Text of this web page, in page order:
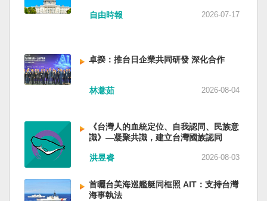
南部戰區司令員吳亞男、前南部戰區政委王文
委鍾紹軍等。 黨政系統部分，前廣西政府主席藍
天立、前內蒙古政府主席王莉霞、前中國證監會
主席易會滿、前內蒙古黨委書記孫紹騁、前浙江
省委書記易煉紅、前應急管理部部長王祥喜、前
信部部長金壯龍、前中央軍民融合辦常務副主任
雷凡培，都是被不正常免職。 最新的河北黨書記
倪岳峰「另有任用」，應該是與德國之聲與紐約
時報披露張家口對海外人士動態控制平台被登錄
安？ （作者林保華為資深時事評論員）
自由時報 2026-07-17
卓揆：推台日企業共同研發 深化合作
林薏茹 2026-08-04
《台灣人的血統定位、自我認同、民族意
識》—凝聚共識，建立台灣國族認同
洪昱睿 2026-08-03
首曬台美海巡艦艇同框照 AIT：支持台灣
海事執法